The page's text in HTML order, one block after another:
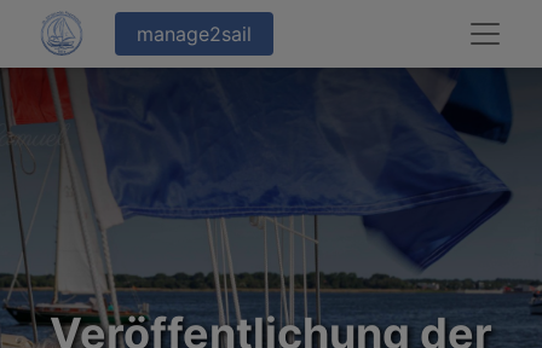
manage2sail
Veröffentlichung der